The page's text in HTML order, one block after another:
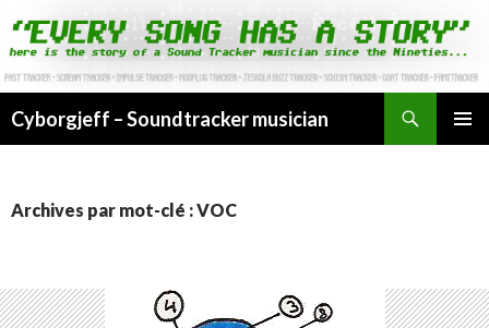
Cyborgjeff – Soundtracker musician
Archives par mot-clé : VOC